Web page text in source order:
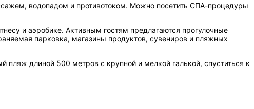
водопадом и противотоком. Можно посетить СПА-процедуры
и аэробике. Активным гостям предлагаются прогулочные
парковка, магазины продуктов, сувениров и пляжных
длиной 500 метров с крупной и мелкой галькой, спуститься к